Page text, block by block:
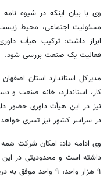
وی با بیان اینکه در شیوه
مسئولیت اجتماعی، محیط
ابراز داشت: ترکیب هیأت
فعالیت یک صنعت بررسی شود.
مدیرکل استاندارد استان
کار، استاندارد، خانه صنعت و
نیز در این هیأت داوری حضور
در سراسر کشور نیز تسری
وی ادامه داد: امکان شرکت همه
داشته است و محدودیتی در
۹ هزار واحد، ۹ واحد موفق به دریافت کارت سرآمد شده‌اند.